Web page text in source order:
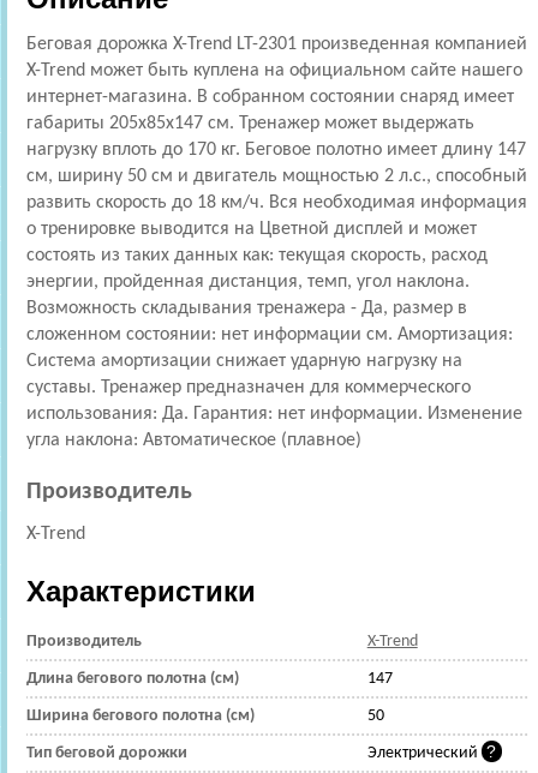
Беговая дорожка X-Trend LT-2301 произведенная компанией
X-Trend может быть куплена на официальном сайте нашего
интернет-магазина. В собранном состоянии снаряд имеет
габариты 205x85x147 см. Тренажер может выдержать
нагрузку вплоть до 170 кг. Беговое полотно имеет длину 147
см, ширину 50 см и двигатель мощностью 2 л.с., способный
развить скорость до 18 км/ч. Вся необходимая информация
о тренировке выводится на Цветной дисплей и может
состоять из таких данных как: текущая скорость, расход
энергии, пройденная дистанция, темп, угол наклона.
Возможность складывания тренажера - Да, размер в
сложенном состоянии: нет информации см. Амортизация:
Cистема амортизации снижает ударную нагрузку на
суставы. Тренажер предназначен для коммерческого
использования: Да. Гарантия: нет информации. Изменение
угла наклона: Автоматическое (плавное)
Производитель
X-Trend
Характеристики
Производитель X-Trend
Длина бегового полотна (см) 147
Ширина бегового полотна (см) 50
Тип беговой дорожки Электрический